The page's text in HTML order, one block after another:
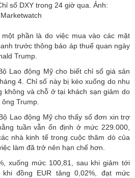
số DXY trong 24 giờ qua. Ảnh:
Marketwatch
phần là do việc mua vào các mặt
trước thông báo áp thuế quan ngày
Trump.
Lao động Mỹ cho biết chỉ số giá sản
4. Chỉ số này bị kéo xuống do nhu
không và chỗ ở tại khách sạn giảm do
Trump.
Lao động Mỹ cho thấy số đơn xin trợ
tuần vẫn ổn định ở mức 229.000,
nhà kinh tế trong cuộc thăm dò của
làm đã trở nên hạn chế hơn.
xuống mức 100,81, sau khi giảm tới
đồng EUR tăng 0,02%, đạt mức